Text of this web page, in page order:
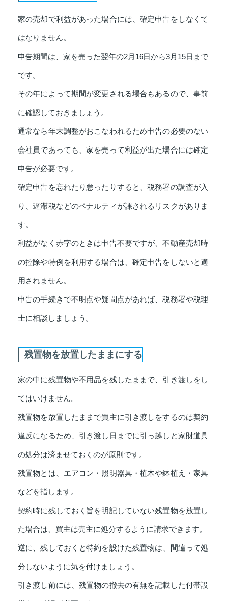
家の売却で利益があった場合には、確定申告をしなくて
はなりません。
申告期間は、家を売った翌年の2月16日から3月15日まで
です。
その年によって期間が変更される場合もあるので、事前
に確認しておきましょう。
通常なら年末調整がおこなわれるため申告の必要のない
会社員であっても、家を売って利益が出た場合には確定
申告が必要です。
確定申告を忘れたり怠ったりすると、税務署の調査が入
り、遅滞税などのペナルティが課されるリスクがありま
す。
利益がなく赤字のときは申告不要ですが、不動産売却時
の控除や特例を利用する場合は、確定申告をしないと適
用されません。
申告の手続きで不明点や疑問点があれば、税務署や税理
士に相談しましょう。
残置物を放置したままにする
家の中に残置物や不用品を残したままで、引き渡しをし
てはいけません。
残置物を放置したままで買主に引き渡しをするのは契約
違反になるため、引き渡し日までに引っ越しと家財道具
の処分は済ませておくのが原則です。
残置物とは、エアコン・照明器具・植木や鉢植え・家具
などを指します。
契約時に残しておく旨を明記していない残置物を放置し
た場合は、買主は売主に処分するように請求できます。
逆に、残しておくと特約を設けた残置物は、間違って処
分しないように気を付けましょう。
引き渡し前には、残置物の撤去の有無を記載した付帯設